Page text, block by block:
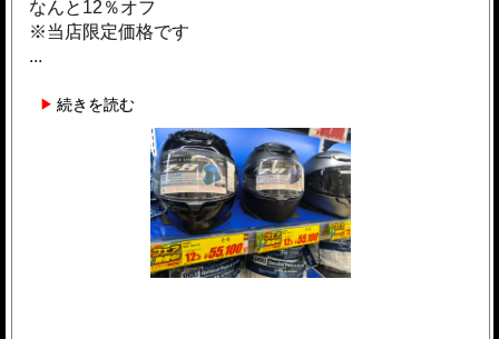
なんと12％オフ
※当店限定価格です
...
続きを読む